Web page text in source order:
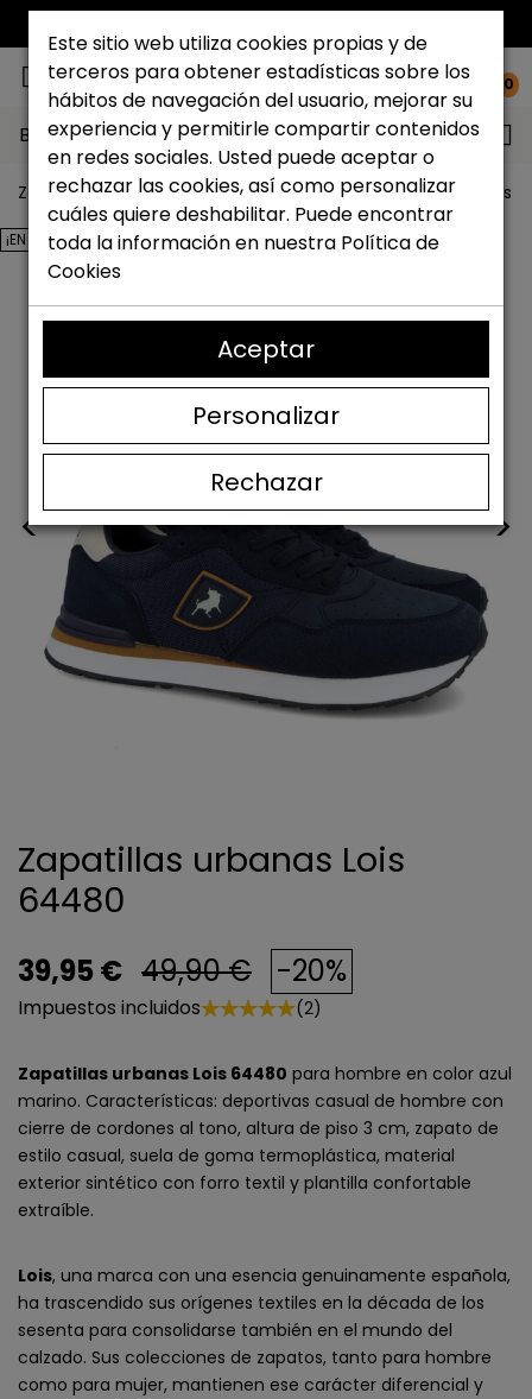
0
Buscar...
Zapateria Catchalot Outlet zapatos Outlet zapatos
¡EN OFERTA!
< >
Zapatillas urbanas Lois
64480
39,95 € 49,90 € -20%
Impuestos incluidos (2)
Zapatillas urbanas Lois 64480 para hombre en color azul
marino. Características: deportivas casual de hombre con
cierre de cordones al tono, altura de piso 3 cm, zapato de
estilo casual, suela de goma termoplástica, material
exterior sintético con forro textil y plantilla confortable
extraíble.
Lois, una marca con una esencia genuinamente española,
ha trascendido sus orígenes textiles en la década de los
sesenta para consolidarse también en el mundo del
calzado. Sus colecciones de zapatos, tanto para hombre
como para mujer, mantienen ese carácter diferencial y
Este sitio web utiliza cookies propias y de
terceros para obtener estadísticas sobre los
hábitos de navegación del usuario, mejorar su
experiencia y permitirle compartir contenidos
en redes sociales. Usted puede aceptar o
rechazar las cookies, así como personalizar
cuáles quiere deshabilitar. Puede encontrar
toda la información en nuestra Política de
Cookies
Rechazar
Personalizar
Aceptar